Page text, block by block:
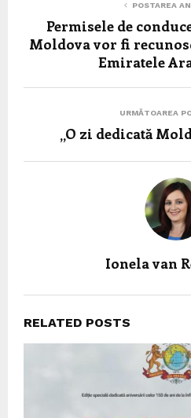
POSTAREA
Permisele de
Moldova vor fi
Emiratele
URMĂTOAREA
„O zi dedicată
Ionela van
RELATED POSTS